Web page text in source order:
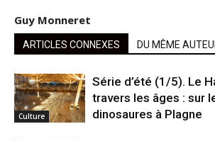
Guy Monneret
ARTICLES CONNEXES DU MÊME
Culture
Série d’été (1/5). Le
travers les âges : sur
dinosaures à Plagne